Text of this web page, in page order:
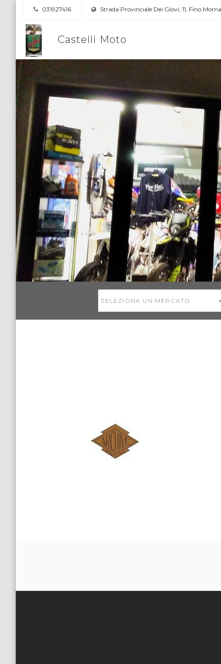
031927416 Strada Provinciale Dei Giovi, 11, Fino
Castelli Moto
SELEZIONA UN MERCATO